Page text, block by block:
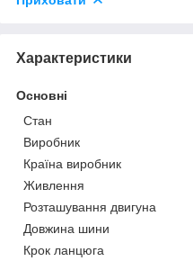
Характеристики
Основні
Стан
Виробник
Країна виробник
Живлення
Розташування двигуна
Довжина шини
Крок ланцюга